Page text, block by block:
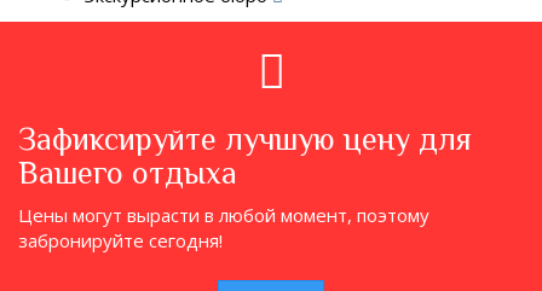
Зафиксируйте лучшую цену для
Вашего отдыха
Цены могут вырасти в любой момент, поэтому
забронируйте сегодня!